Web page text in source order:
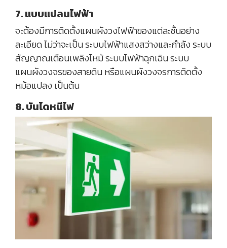
7. แบบแปลนไฟฟ้า
จะต้องมีการติดตั้งแผนผังวงไฟฟ้าของแต่ละชั้นอย่าง
ละเอียด ไม่ว่าจะเป็น ระบบไฟฟ้าแสงสว่างและกำลัง ระบบ
สัญญาณเตือนเพลิงไหม้ ระบบไฟฟ้าฉุกเฉิน ระบบ
แผนผังวงจรของสายดิน หรือแผนผังวงจรการติดตั้ง
หม้อแปลง เป็นต้น
8. บันไดหนีไฟ